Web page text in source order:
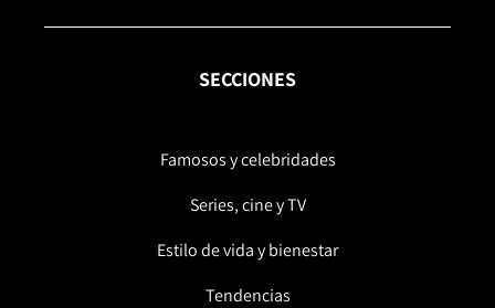
SECCIONES
Famosos y celebridades
Series, cine y TV
Estilo de vida y bienestar
Tendencias